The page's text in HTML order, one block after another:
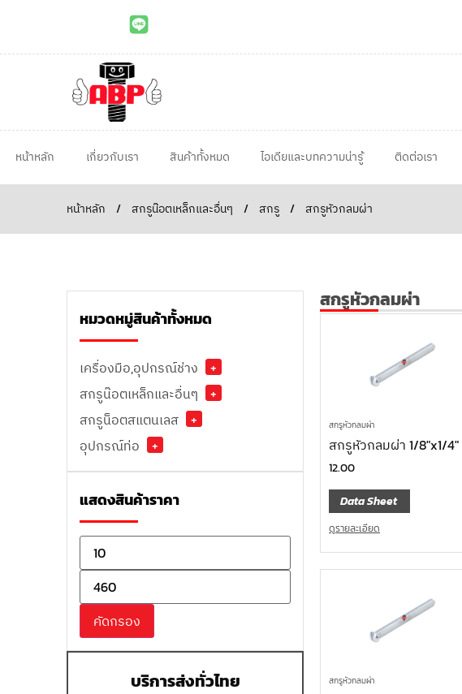
หน้าหลัก เกี่ยวกับเรา สินค้าทั้งหมด ไอเดียและบทความน่ารู้ ติดต่อเรา
หน้าหลัก / สกรูน๊อตเหล็กและอื่นๆ / สกรู / สกรูหัวกลมผ่า
หมวดหมู่สินค้าทั้งหมด
เครื่องมือ,อุปกรณ์ช่าง
+
สกรูน๊อตเหล็กและอื่นๆ
+
สกรูน็อตสแตนเลส
+
อุปกรณ์ท่อ
+
แสดงสินค้าราคา
คัดกรอง
บริการส่งทั่วไทย
สกรูหัวกลมผ่า
สกรูหัวกลมผ่า
สกรูหัวกลมผ่า 1/8″x1/4″
12.00
Data Sheet
ดูรายละเอียด
สกรูหัวกลมผ่า